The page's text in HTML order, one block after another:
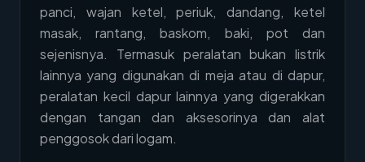
Legal AI
Hubungi Kami→
Member Area
panci, wajan ketel, periuk, dandang, ketel
masak, rantang, baskom, baki, pot dan
sejenisnya. Termasuk peralatan bukan listrik
lainnya yang digunakan di meja atau di dapur,
peralatan kecil dapur lainnya yang digerakkan
dengan tangan dan aksesorinya dan alat
penggosok dari logam.